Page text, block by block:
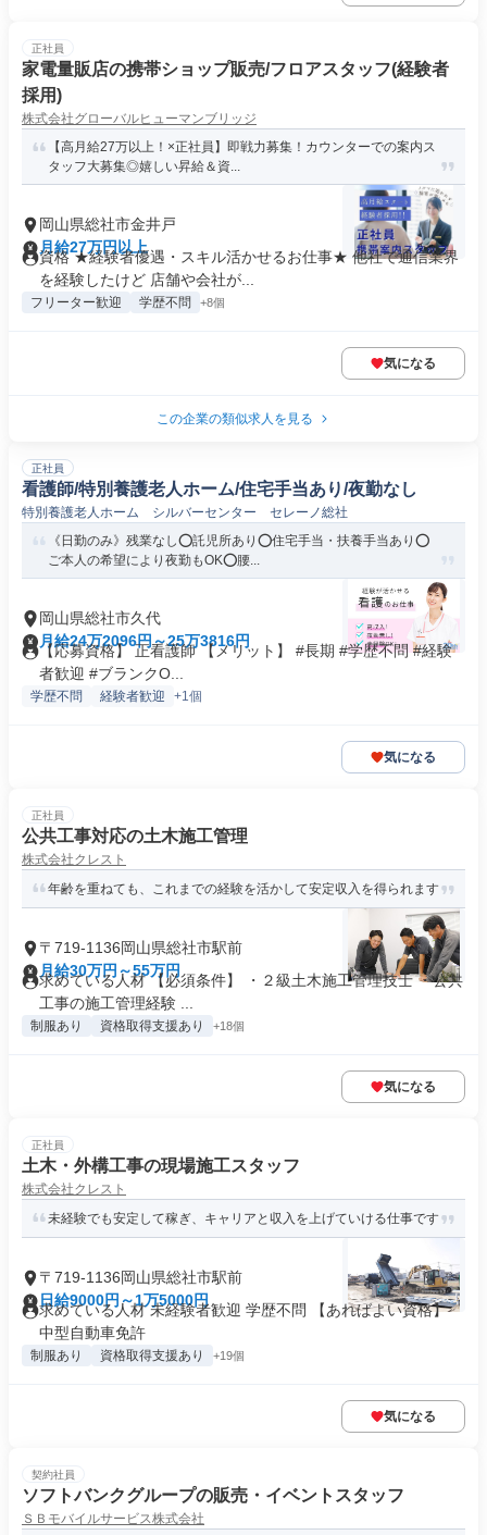
正社員
家電量販店の携帯ショップ販売/フロアスタッフ(経験者
採用)
株式会社グローバルヒューマンブリッジ
【高月給27万以上！×正社員】即戦力募集！カウンターでの案内ス
タッフ大募集◎嬉しい昇給＆資...
岡山県総社市金井戸
月給27万円以上
資格 ★経験者優遇・スキル活かせるお仕事★ 他社で通信業界
を経験したけど 店舗や会社が...
フリーター歓迎 学歴不問 +8個
気になる
この企業の類似求人を見る
正社員
看護師/特別養護老人ホーム/住宅手当あり/夜勤なし
特別養護老人ホーム シルバーセンター セレーノ総社
《日勤のみ》残業なし⭕託児所あり⭕住宅手当・扶養手当あり⭕
ご本人の希望により夜勤もOK⭕腰...
岡山県総社市久代
月給24万2096円～25万3816円
【応募資格】 正看護師 【メリット】 #長期 #学歴不問 #経験
者歓迎 #ブランクO...
学歴不問 経験者歓迎 +1個
気になる
正社員
公共工事対応の土木施工管理
株式会社クレスト
年齢を重ねても、これまでの経験を活かして安定収入を得られます
〒719-1136岡山県総社市駅前
月給30万円～55万円
求めている人材 【必須条件】 ・２級土木施工管理技士 ・公共
工事の施工管理経験 ...
制服あり 資格取得支援あり +18個
気になる
正社員
土木・外構工事の現場施工スタッフ
株式会社クレスト
未経験でも安定して稼ぎ、キャリアと収入を上げていける仕事です
〒719-1136岡山県総社市駅前
日給9000円～1万5000円
求めている人材 未経験者歓迎 学歴不問 【あればよい資格】
中型自動車免許
制服あり 資格取得支援あり +19個
気になる
契約社員
ソフトバンクグループの販売・イベントスタッフ
ＳＢモバイルサービス株式会社